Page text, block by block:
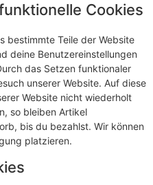
Cookies
bestimmte Teile der Website
deine Benutzereinstellungen
das Setzen funktionaler
unserer Website. Auf diese
Website nicht wiederholt
so bleiben Artikel
bis du bezahlst. Wir können
platzieren.